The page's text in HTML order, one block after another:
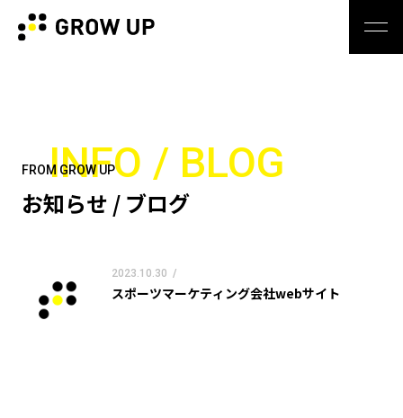
お知らせ / ブログ
FROM GROW UP
INFO / BLOG
2023.10.30 /
スポーツマーケティング会社webサイト